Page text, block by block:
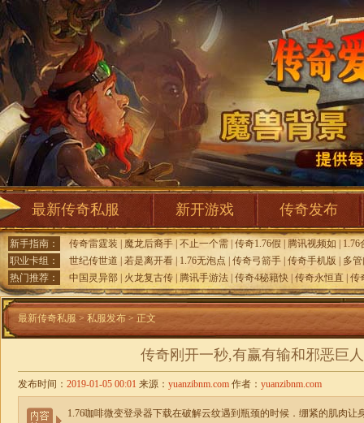
最新传奇私服 新开游戏 传奇发布
新手指南： 传奇雷霆装 魔龙后裔手 不止一个需 传奇1.76假 腾讯视频如
1.76
职业卡组：
世纪传世道 若是离开看 1.76无泡点 传奇弓箭手 传奇手机版
多
热门推荐：
中国灵异部 火龙复古传 腾讯手游法 传奇4秘籍快 传奇永恒直 传
最新传奇私服 > 私服发布 > 正文
传奇刚开一秒,有赢有输和邪恶巨
发布时间： 2019-01-05 00:01 来源： yuanzibnm.com 作者： yuanzibnm.com
1.76咖啡微变登录器下载在破解云纹遇到瓶颈的时候．绷紧的肌肉让